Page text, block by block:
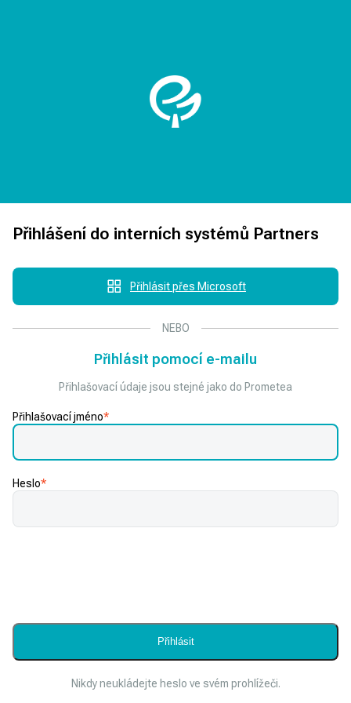
Přihlášení do interních systémů Partners
Přihlásit přes Microsoft
NEBO
Přihlásit pomocí e-mailu
Přihlašovací údaje jsou stejné jako do Prometea
Přihlašovací jméno*
Heslo*
Nikdy neukládejte heslo ve svém prohlížeči.